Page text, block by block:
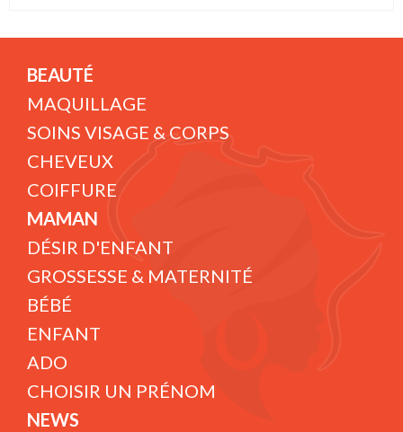
BEAUTÉ
MAQUILLAGE
SOINS VISAGE & CORPS
CHEVEUX
COIFFURE
MAMAN
DÉSIR D'ENFANT
GROSSESSE & MATERNITÉ
BÉBÉ
ENFANT
ADO
CHOISIR UN PRÉNOM
NEWS